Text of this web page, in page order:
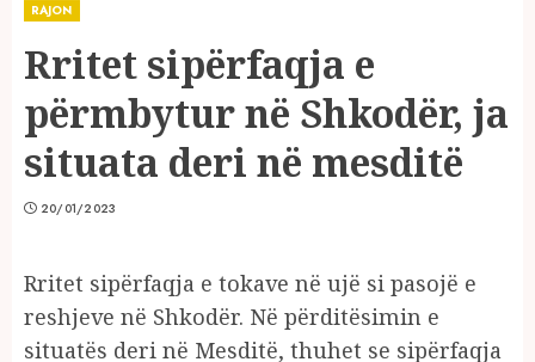
RAJON
Rritet sipërfaqja e
përmbytur në Shkodër, ja
situata deri në mesditë
20/01/2023
Rritet sipërfaqja e tokave në ujë si pasojë e
reshjeve në Shkodër. Në përditësimin e
situatës deri në Mesditë, thuhet se sipërfaqja